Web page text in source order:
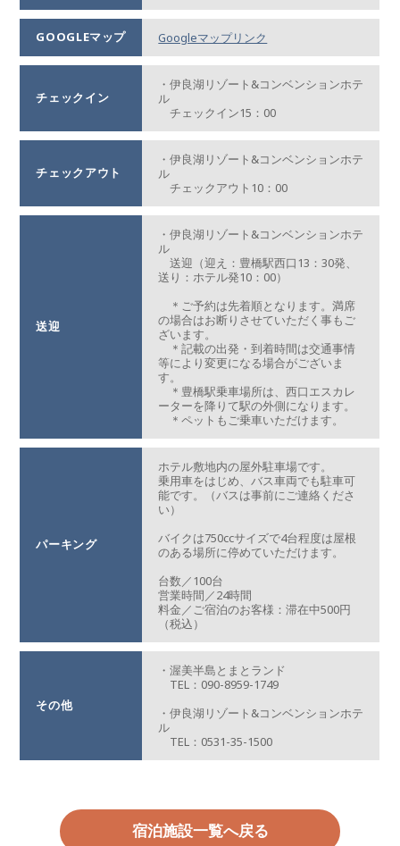
GOOGLEマップ Googleマップリンク
チェックイン
・伊良湖リゾート&コンベンションホテ
ル
チェックイン15：00
チェックアウト
・伊良湖リゾート&コンベンションホテ
ル
チェックアウト10：00
送迎
・伊良湖リゾート&コンベンションホテ
ル
送迎（迎え：豊橋駅西口13：30発、
送り：ホテル発10：00）
＊ご予約は先着順となります。満席
の場合はお断りさせていただく事もご
ざいます。
＊記載の出発・到着時間は交通事情
等により変更になる場合がございま
す。
＊豊橋駅乗車場所は、西口エスカレ
ーターを降りて駅の外側になります。
＊ペットもご乗車いただけます。
パーキング
ホテル敷地内の屋外駐車場です。
乗用車をはじめ、バス車両でも駐車可
能です。（バスは事前にご連絡くださ
い）
バイクは750ccサイズで4台程度は屋根
のある場所に停めていただけます。
台数／100台
営業時間／24時間
料金／ご宿泊のお客様：滞在中500円
（税込）
その他
・渥美半島とまとランド
TEL：090-8959-1749
・伊良湖リゾート&コンベンションホテ
ル
TEL：0531-35-1500
宿泊施設一覧へ戻る